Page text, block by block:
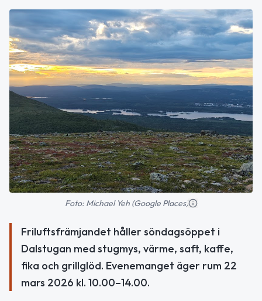
Foto: Michael Yeh (Google Places)
Friluftsfrämjandet håller söndagsöppet i
Dalstugan med stugmys, värme, saft, kaffe,
fika och grillglöd. Evenemanget äger rum 22
mars 2026 kl. 10.00–14.00.